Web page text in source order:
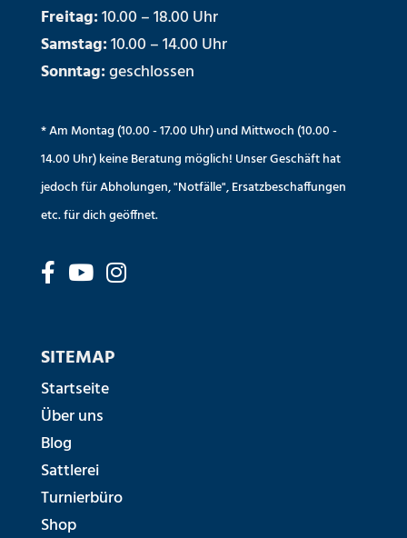
Freitag:10.00 – 18.00 Uhr
Samstag:10.00 – 14.00 Uhr
Sonntag:geschlossen
* Am Montag (10.00 - 17.00 Uhr) und Mittwoch (10.00 -
14.00 Uhr) keine Beratung möglich! Unser Geschäft hat
jedoch für Abholungen, "Notfälle", Ersatzbeschaffungen
etc. für dich geöffnet.
SITEMAP
Startseite
Über uns
Blog
Sattlerei
Turnierbüro
Shop